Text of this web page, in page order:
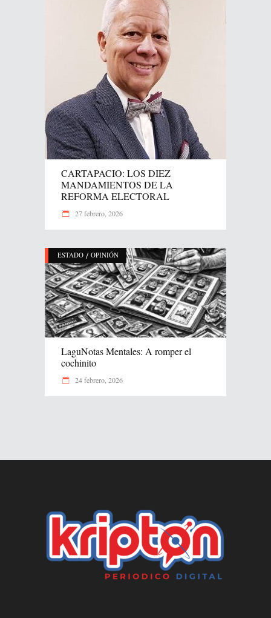
CARTAPACIO: LOS DIEZ
MANDAMIENTOS DE LA
REFORMA ELECTORAL
27 febrero, 2026
ESTADO / OPINIÓN
LaguNotas Mentales: A romper el
cochinito
24 febrero, 2026